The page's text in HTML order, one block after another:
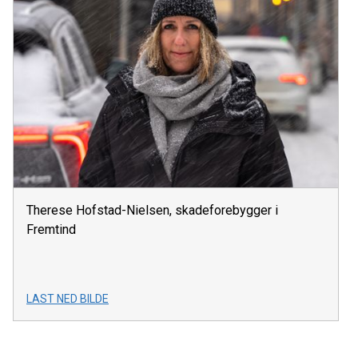
Therese Hofstad-Nielsen, skadeforebygger i
Fremtind
LAST NED BILDE